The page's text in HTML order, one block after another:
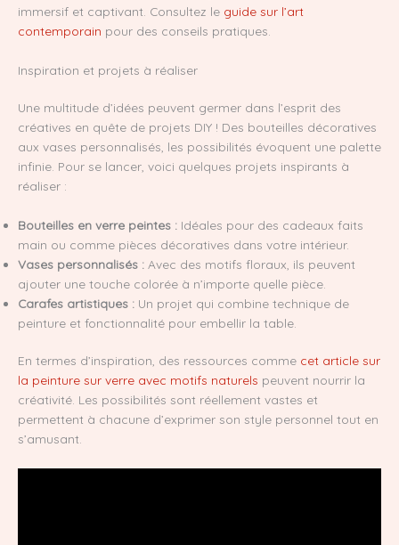
immersif et captivant. Consultez le guide sur l’art
contemporain pour des conseils pratiques.
Inspiration et projets à réaliser
Une multitude d’idées peuvent germer dans l’esprit des
créatives en quête de projets DIY ! Des bouteilles décoratives
aux vases personnalisés, les possibilités évoquent une palette
infinie. Pour se lancer, voici quelques projets inspirants à
réaliser :
Bouteilles en verre peintes : Idéales pour des cadeaux faits
main ou comme pièces décoratives dans votre intérieur.
Vases personnalisés : Avec des motifs floraux, ils peuvent
ajouter une touche colorée à n’importe quelle pièce.
Carafes artistiques : Un projet qui combine technique de
peinture et fonctionnalité pour embellir la table.
En termes d’inspiration, des ressources comme cet article sur
la peinture sur verre avec motifs naturels peuvent nourrir la
créativité. Les possibilités sont réellement vastes et
permettent à chacune d’exprimer son style personnel tout en
s’amusant.